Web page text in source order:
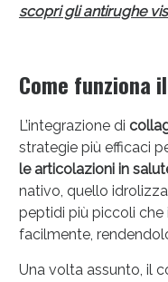
scopri gli antirughe
Come funziona
L’integrazione di
strategie più efficaci
le articolazioni in
nativo, quello
peptidi più piccoli
facilmente,
Una volta assunto, il
Vie Urinarie e